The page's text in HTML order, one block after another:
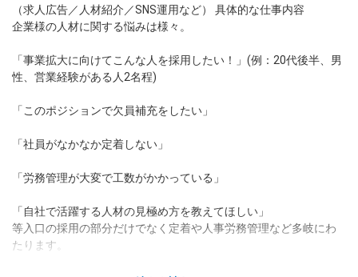
dodaの使い方は？
今の仕事を続けるべき？
（求人広告／人材紹介／SNS運用など） 具体的な仕事内容
企業様の人材に関する悩みは様々。
「事業拡大に向けてこんな人を採用したい！」(例：20代後半、男
性、営業経験がある人2名程)
「このポジションで欠員補充をしたい」
「社員がなかなか定着しない」
「労務管理が大変で工数がかかっている」
「自社で活躍する人材の見極め方を教えてほしい」
等入口の採用の部分だけでなく定着や人事労務管理など多岐にわ
たります。